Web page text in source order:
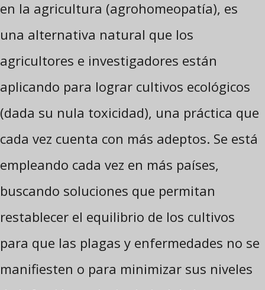
en la agricultura (agrohomeopatía), es
una alternativa natural que los
agricultores e investigadores están
aplicando para lograr cultivos ecológicos
(dada su nula toxicidad), una práctica que
cada vez cuenta con más adeptos. Se está
empleando cada vez en más países,
buscando soluciones que permitan
restablecer el equilibrio de los cultivos
para que las plagas y enfermedades no se
manifiesten o para minimizar sus niveles